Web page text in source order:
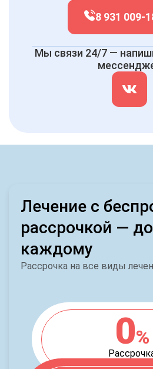
8 931 009-
Мы связи 24/7 —
Лечение с
рассрочкой —
каждому
Рассрочка на все виды
0%